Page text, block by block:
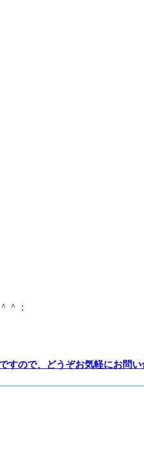
＾；
ので、どうぞお気軽にお問い